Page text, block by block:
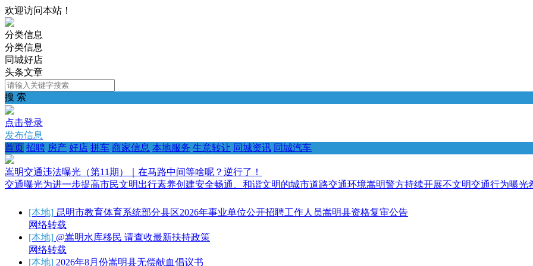
欢迎访问本站！
分类信息
分类信息
同城好店
头条文章
搜 索
点击登录
发布信息
首页 招聘 房产 好店 拼车 商家信息 本地服务 生意转让 同城资讯 同城汽车
嵩明交通违法曝光（第11期）｜在马路中间等啥呢？逆行了！
交通曝光为进一步提高市民文明出行素养创建安全畅通、和谐文明的城市道路交通环境嵩明警方持续开展不文明交通行为曝光
[本地] 昆明市教育体育系统部分县区2026年事业单位公开招聘工作人员嵩明县资格复审公告
网络转载
[本地] @嵩明水库移民 请查收最新扶持政策
网络转载
[本地] 2026年8月份嵩明县无偿献血倡议书